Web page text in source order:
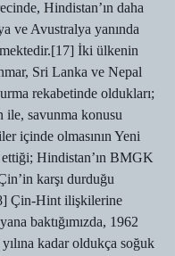
Hindistan’ın daha
ve Avustralya yanında
İki ülkenin
Sri Lanka ve Nepal
rekabetinde oldukları;
ile, savunma konusu
içinde olmasının Yeni
ettiği; Hindistan’ın BMGK
karşı durduğu
Çin-Hint ilişkilerine
baktığımızda, 1962
kadar oldukça soğuk